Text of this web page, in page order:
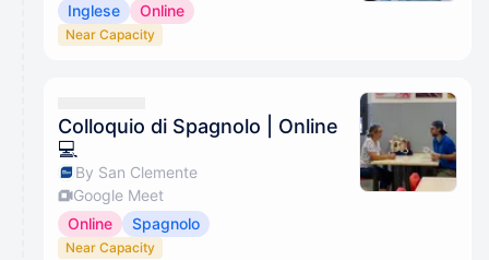
Inglese
Online
Near Capacity
Colloquio di Spagnolo | Online
💻
By San Clemente
Google Meet
Online
Spagnolo
Near Capacity